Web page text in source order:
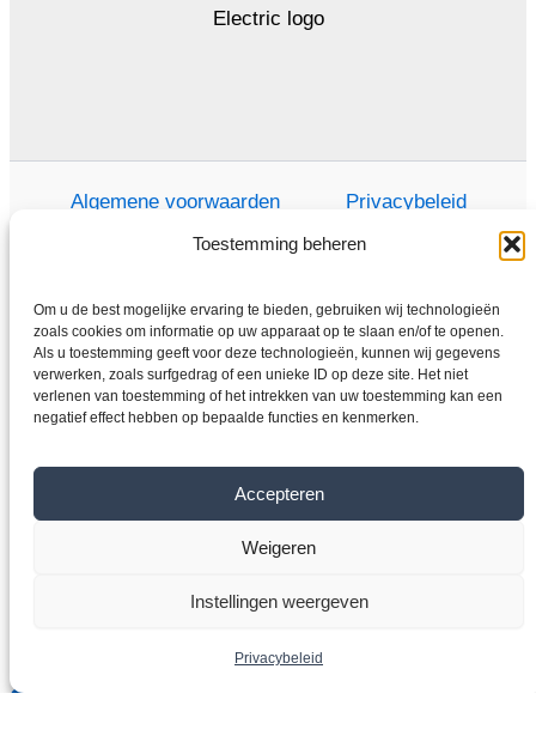
Toestemming beheren
Om u de best mogelijke ervaring te bieden, gebruiken wij technologieën
zoals cookies om informatie op uw apparaat op te slaan en/of te openen.
Als u toestemming geeft voor deze technologieën, kunnen wij gegevens
verwerken, zoals surfgedrag of een unieke ID op deze site. Het niet
verlenen van toestemming of het intrekken van uw toestemming kan een
negatief effect hebben op bepaalde functies en kenmerken.
Accepteren
Weigeren
Instellingen weergeven
Privacybeleid
Algemene voorwaarden Privacybeleid
Thuis
Winkel
Elektromotoren
Frequentieomvormer
Overdragen
Over ons
Copyright © 2026 VYBO-AANDRIJVINGEN.NL